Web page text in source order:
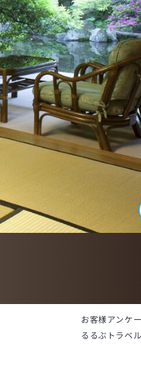
お客様アンケ
るるぶトラベ